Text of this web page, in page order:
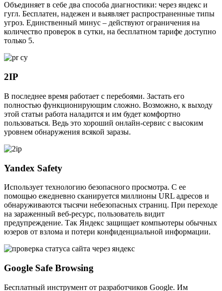
Объединяет в себе два способа диагностики: через яндекс и
гугл. Бесплатен, надежен и выявляет распространенные типы
угроз. Единственный минус – действуют ограничения на
количество проверок в сутки, на бесплатном тарифе доступно
только 5.
2IP
В последнее время работает с перебоями. Застать его
полностью функционирующим сложно. Возможно, к выходу
этой статьи работа наладится и им будет комфортно
пользоваться. Ведь это хороший онлайн-сервис с высоким
уровнем обнаружения всякой заразы.
Yandex Safety
Использует технологию безопасного просмотра. С ее
помощью ежедневно сканируется миллионы URL адресов и
обнаруживаются тысячи небезопасных страниц. При переходе
на зараженный веб-ресурс, пользователь видит
предупреждение. Так Яндекс защищает компьютеры обычных
юзеров от взлома и потери конфиденциальной информации.
Google Safe Browsing
Бесплатный инструмент от разработчиков Google. Им